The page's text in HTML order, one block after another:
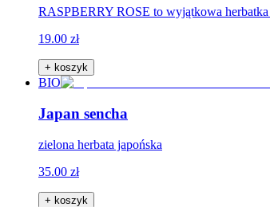
RASPBERRY ROSE to wyjątkowa
19.00 zł
+ koszyk
BIO
Japan sencha
zielona herbata japońska
35.00 zł
+ koszyk